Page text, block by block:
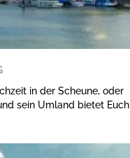
in der Scheune, oder
sein Umland bietet Euch